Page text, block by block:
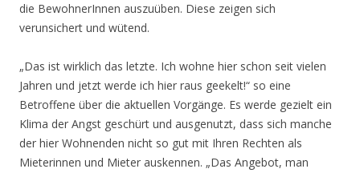
die BewohnerInnen auszuüben. Diese zeigen sich
verunsichert und wütend.
„Das ist wirklich das letzte. Ich wohne hier schon seit vielen
Jahren und jetzt werde ich hier raus geekelt!“ so eine
Betroffene über die aktuellen Vorgänge. Es werde gezielt ein
Klima der Angst geschürt und ausgenutzt, dass sich manche
der hier Wohnenden nicht so gut mit Ihren Rechten als
Mieterinnen und Mieter auskennen. „Das Angebot, man